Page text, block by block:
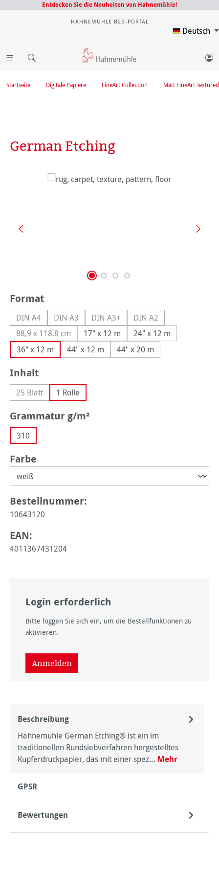
Entdecken Sie die Neuheiten von Hahnemühle!
HAHNEMÜHLE B2B-PORTAL
Deutsch
Matt FineArt Textured
FineArt Collection
Digitale Papiere
Startseite
German Etching
Bildergalerie überspringen
Formatauswählen
DIN A4(Diese Option ist zurzeit nicht verfügbar.)
DIN A3(Diese Option ist zurzeit nicht verfügbar.)
DIN A3+(Diese Option ist zurzeit nicht
DIN A2(Diese Option ist
88,9 x 118,8 cm(Diese Option ist zurzeit nicht verfügbar.)
17" x 12 m
24" x 12 m
36" x 12 m
44" x 12 m 44" x 20 m
Inhaltauswählen
25 Blatt(Diese Option ist zurzeit nicht verfügbar.)
1 Rolle
Grammatur g/m²
310
Farbe
Bestellnummer:
10643120
EAN:
4011367431204
Login erforderlich
Bitte loggen Sie sich ein, um die Bestellfunktionen zu
aktivieren.
Anmelden
Beschreibung
Hahnemühle German Etching® ist ein im
traditionellen Rundsiebverfahren hergestelltes
Kupferdruckpapier, das mit einer spez… Mehr
GPSR
Bewertungen